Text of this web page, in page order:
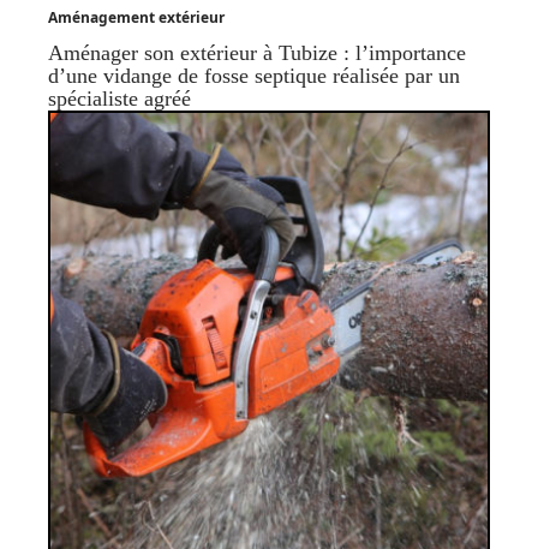
Aménagement extérieur
Aménager son extérieur à Tubize : l’importance
d’une vidange de fosse septique réalisée par un
spécialiste agréé